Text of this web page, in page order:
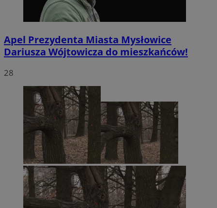
Apel Prezydenta Miasta Mysłowice
Dariusza Wójtowicza do mieszkańców!
28